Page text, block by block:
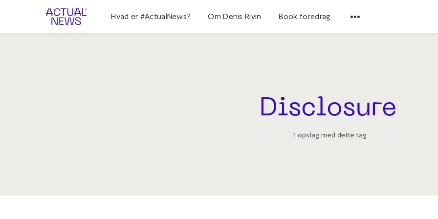
Hvad er #ActualNews? Om Denis Rivin Book foredrag
Disclosure
1 opslag med dette tag